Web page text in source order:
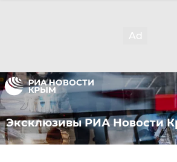
Эксклюзивы РИА Новости